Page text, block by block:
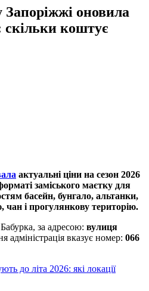
Запоріжжі оновила
скільки коштує
актуальні ціни на сезон 2026
заміського маєтку для
басейн, бунгало, альтанки,
чан і прогулянкову територію.
за адресою: вулиця
адміністрація вказує номер: 066
до літа 2026: які локації